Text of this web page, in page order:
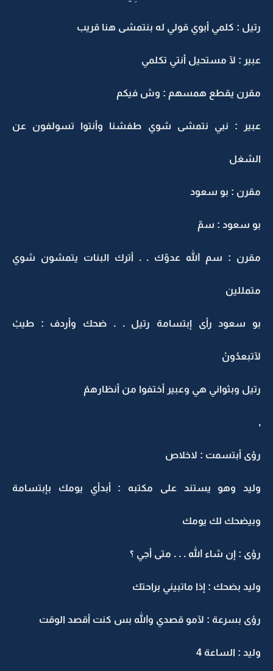
رتيل : كلمي أبوي قولي له بنتمشى هنا قريب
عبير : لآ مستحيل أنتي تكلمي
مقرن يقطع همسهم : وش فيكم
عبير : نبي نتمشى شوي طفشنا وأنتوا تسولفون عن
الشغل
مقرن : بو سعود
بو سعود : سمّ
مقرن : سم الله عدوّك . . أترك البنات يتمشون شوي
متمللين
بو سعود رأى إبتسامة رتيل . . ضحك وأردف : طيبْ
لآتبعدُونْ
رتيل وبثواني هي وعبير أختفوا من أنظارهمْ
,
رؤى أبتسمت : لاخلاص
وليد وهو يستند على مكتبه : أبدأي يومك بإبتسامة
وبيضحك لك يومك
رؤى : إن شاء الله . . . متى أجي ؟
وليد بضحك : إذا ماتبيني براحتك
رؤى بسرعة : لآمو قصدي والله بس كنت أقصد الوقت
وليد : الساعة 4